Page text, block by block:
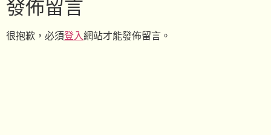
發佈留言
很抱歉，必須登入網站才能發佈留言。